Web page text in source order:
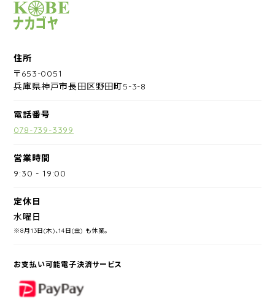
サイクルショップナカゴヤ
住所
〒653-0051
兵庫県神戸市長田区野田町5-3-8
電話番号
078-739-3399
営業時間
9:30 -19:00
定休日
水曜日
※8月13日(木)、14日(金) も休業。
お支払い可能電子決済サービス
PayPay